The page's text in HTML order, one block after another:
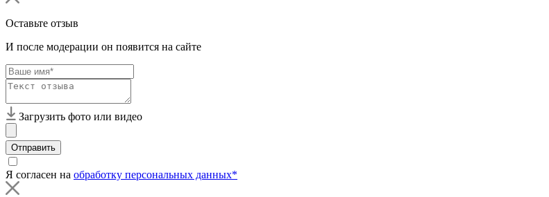
Оставьте отзыв
И после модерации он появится на сайте
Загрузить фото или видео
Отправить
Я согласен на обработку персональных данных*